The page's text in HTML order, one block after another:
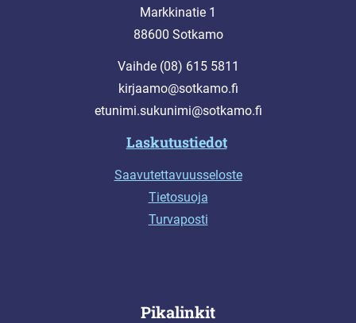
Markkinatie 1
88600 Sotkamo
Vaihde (08) 615 5811
kirjaamo@sotkamo.fi
etunimi.sukunimi@sotkamo.fi
Laskutustiedot
Saavutettavuusseloste
Tietosuoja
Turvaposti
Pikalinkit